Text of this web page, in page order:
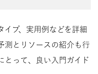
プ、実用例などを詳細
測とリソースの紹介も行
とって、良い入門ガイド